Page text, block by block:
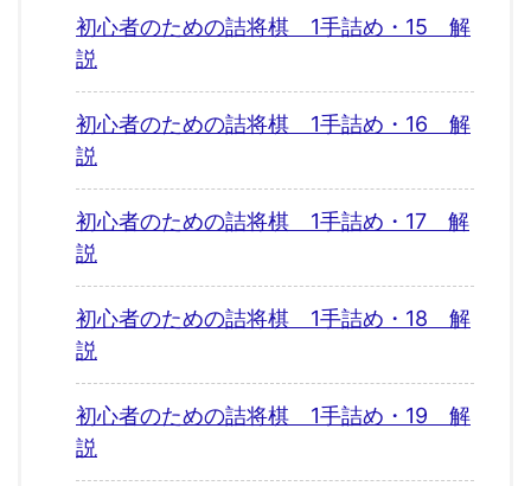
初心者のための詰将棋 1手詰め・15 解
説
初心者のための詰将棋 1手詰め・16 解
説
初心者のための詰将棋 1手詰め・17 解
説
初心者のための詰将棋 1手詰め・18 解
説
初心者のための詰将棋 1手詰め・19 解
説